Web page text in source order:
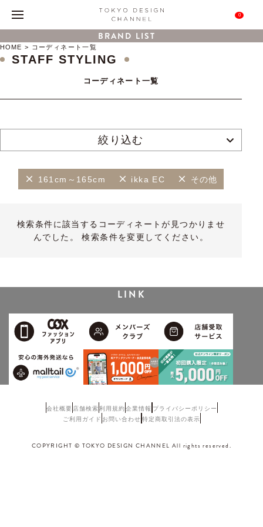
0
BRAND LIST
HOME コーディネート一覧
STAFF STYLING
コーディネート一覧
絞り込む
161cm～165cm ikka EC その他
検索条件に該当するコーディネートが見つかりませ
んでした。 検索条件を変更してください。
LINK
会社概要 店舗検索利用規約企業情報 プライバシーポリシー
ご利用ガイド お問い合わせ 特定商取引法の表示
COPYRIGHT © TOKYO DESIGN CHANNEL All rights reserved.